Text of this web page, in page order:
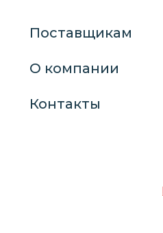
Поставщикам
О компании
Контакты